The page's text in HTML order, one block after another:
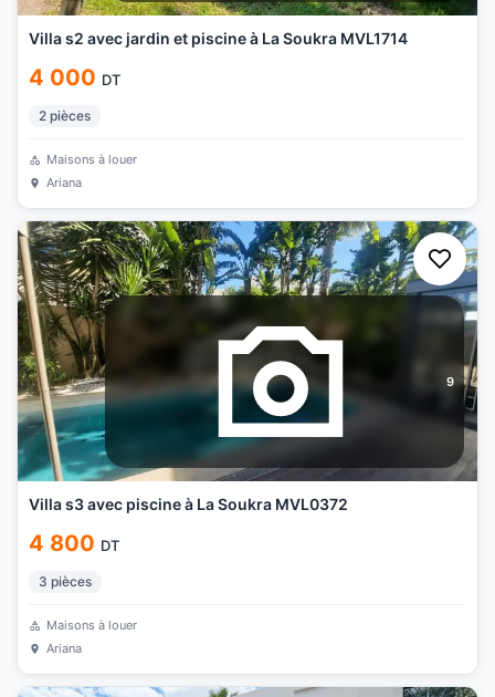
Villa s2 avec jardin et piscine à La Soukra MVL1714
4 000 DT
2 pièces
Maisons à louer
Ariana
9
Villa s3 avec piscine à La Soukra MVL0372
4 800 DT
3 pièces
Maisons à louer
Ariana